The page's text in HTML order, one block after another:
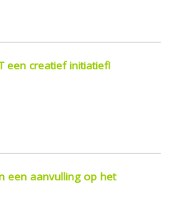
een creatief initiatief!
een aanvulling op het